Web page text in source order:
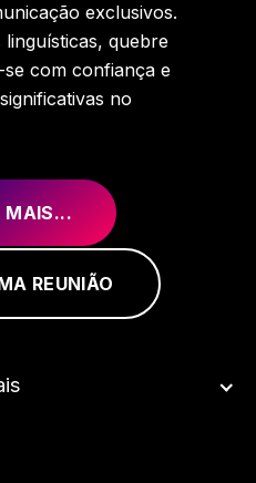
exclusivos.
quebre
com confiança e
no
MAIS...
REUNIÃO